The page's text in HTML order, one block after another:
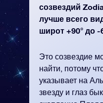
созвездий
лучше всего
широт +90° до -
Это созвездие
найти, потому
указывает на
звезду и глаз